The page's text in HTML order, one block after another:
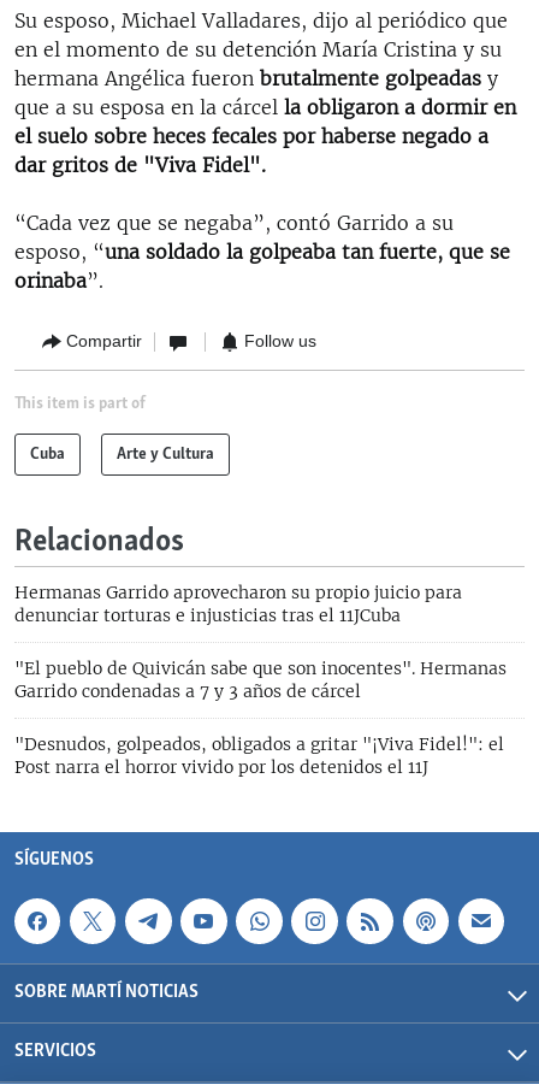
Su esposo, Michael Valladares, dijo al periódico que
en el momento de su detención María Cristina y su
hermana Angélica fueron brutalmente golpeadas y
que a su esposa en la cárcel la obligaron a dormir en
el suelo sobre heces fecales por haberse negado a
dar gritos de "Viva Fidel".
“Cada vez que se negaba”, contó Garrido a su
esposo, “una soldado la golpeaba tan fuerte, que se
orinaba”.
Compartir Follow us
This item is part of
Cuba Arte y Cultura
Relacionados
Hermanas Garrido aprovecharon su propio juicio para
denunciar torturas e injusticias tras el 11JCuba
"El pueblo de Quivicán sabe que son inocentes". Hermanas
Garrido condenadas a 7 y 3 años de cárcel
"Desnudos, golpeados, obligados a gritar "¡Viva Fidel!": el
Post narra el horror vivido por los detenidos el 11J
SÍGUENOS
SOBRE MARTÍ NOTICIAS
SERVICIOS